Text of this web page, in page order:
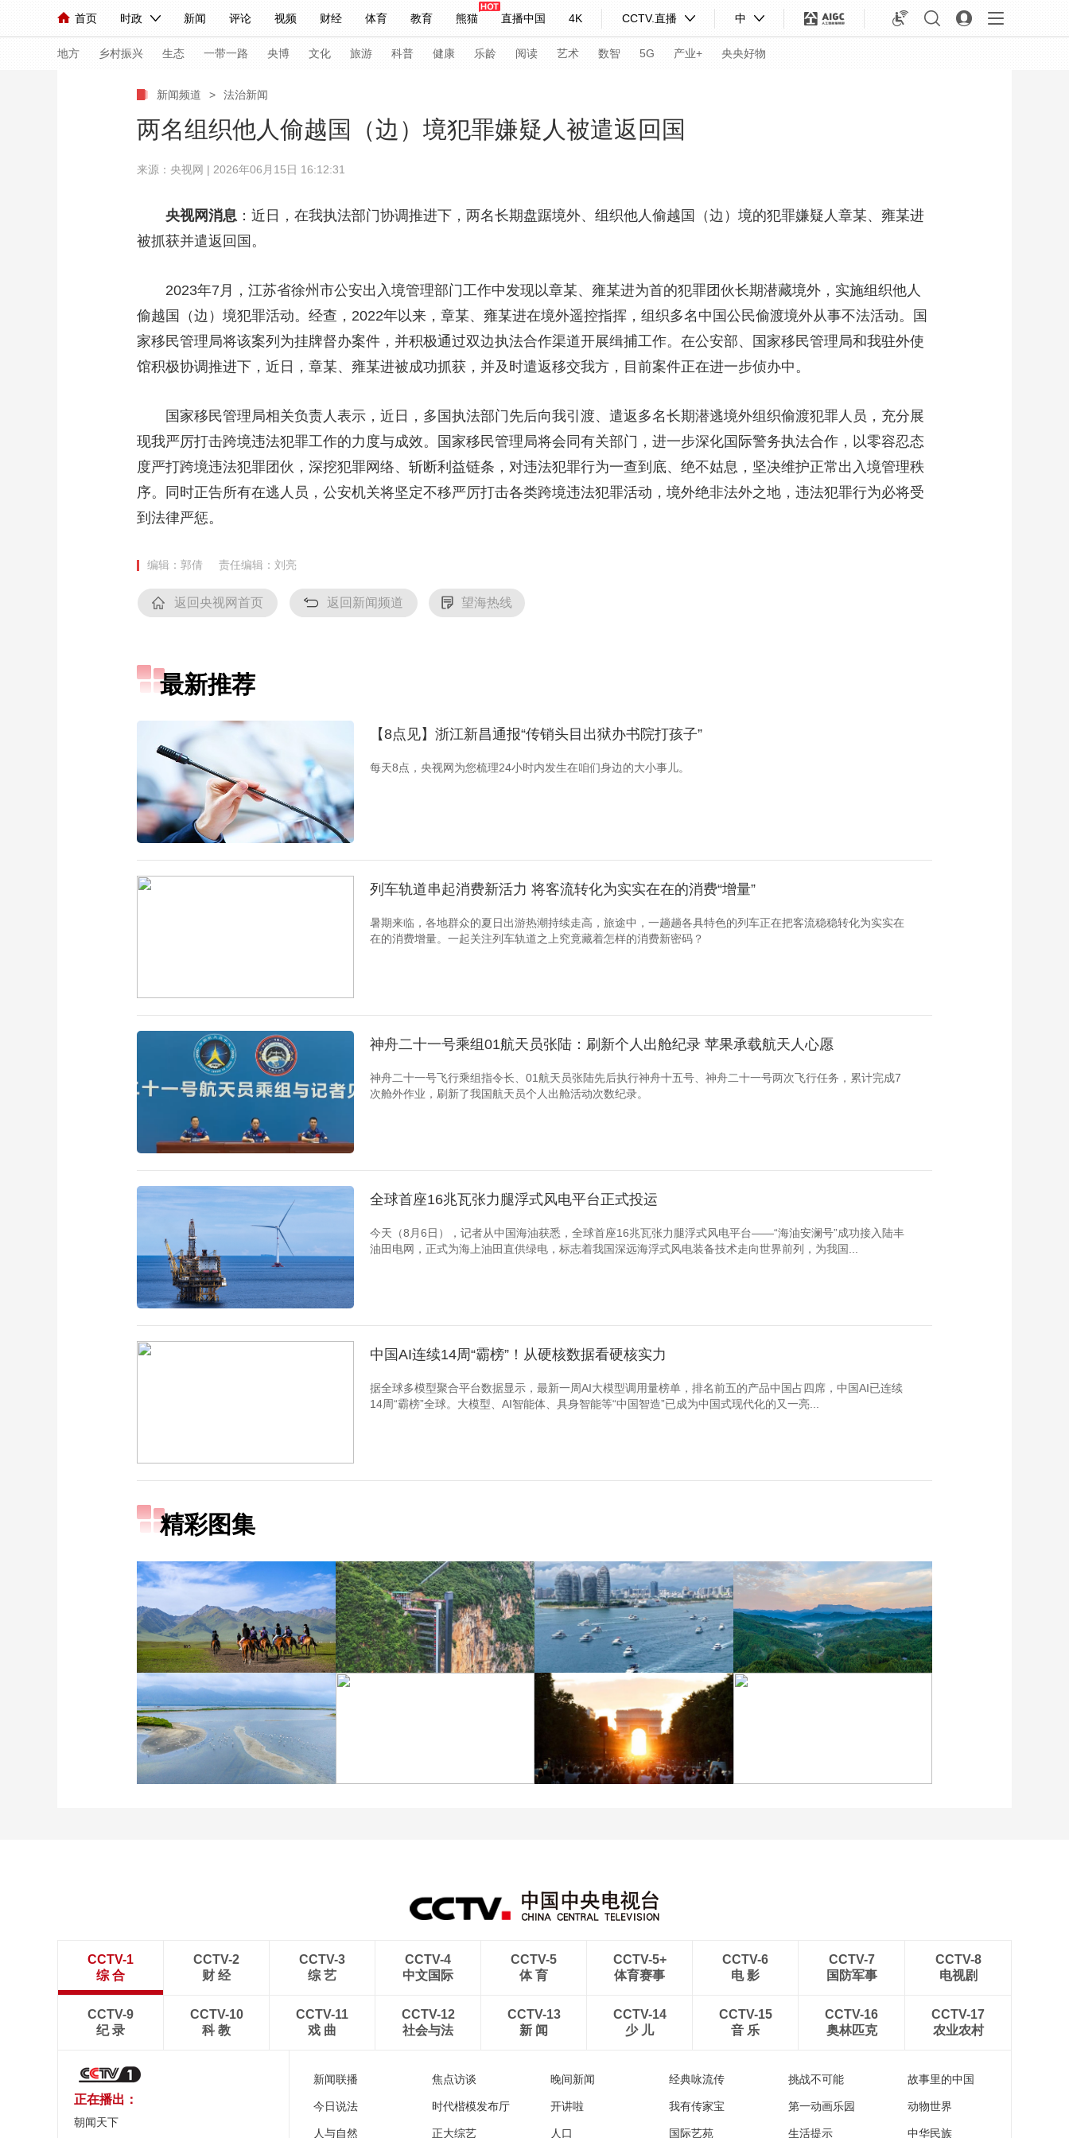
首页 时政 新闻 评论 视频 财经 体育 教育 熊猫 直播中国 4K CCTV.直播 中
人民领袖习近平 联播+ 中国领导人 央视快评 习式妙语 热解读 天天学习
直播 栏目大全 节目单 听音 微视频 主持人 下载央视影音
海外频道 iPanda English Монгол
地方 乡村振兴 生态 一带一路 央博 文化 旅游 科普 健康 乐龄 阅读 艺术 数智 5G 产业+ 央央好物
联播+ 热解读 天天学习 习式妙语 央视快评 央视网评 光华锐评 锋面
小央视频 小央直播
直播 竞猜 2026年世界杯 2026年冬奥会 CBA NBA 中超 国足 国际足球 网球 综合体育 亚冬会
CCTV奥林匹克频道 生活体育大会 体育江湖 文化体育 冰雪道路 足球道路
大国展会 大国保险 云顶对话 云起 超级工厂 智敬中国 全民健康 颜选攻略 海洋 时尚 天气 才艺 网展 央央好物
CCTV.节目官网 直播
新闻频道 > 法治新闻
两名组织他人偷越国（边）境犯罪嫌疑人被遣返回国
来源：央视网 | 2026年06月15日 16:12:31
央视网消息 ：近日，在我执法部门协调推进下，两名长期盘踞境外、组织他人偷越国（边）境的犯罪嫌疑人章某、雍某进
被抓获并遣返回国。
2023年7月，江苏省徐州市公安出入境管理部门工作中发现以章某、雍某进为首的犯罪团伙长期潜藏境外，实施组织他人
偷越国（边）境犯罪活动。经查，2022年以来，章某、雍某进在境外遥控指挥，组织多名中国公民偷渡境外从事不法活动。国
家移民管理局将该案列为挂牌督办案件，并积极通过双边执法合作渠道开展缉捕工作。在公安部、国家移民管理局和我驻外使
馆积极协调推进下，近日，章某、雍某进被成功抓获，并及时遣返移交我方，目前案件正在进一步侦办中。
国家移民管理局相关负责人表示，近日，多国执法部门先后向我引渡、遣返多名长期潜逃境外组织偷渡犯罪人员，充分展
现我严厉打击跨境违法犯罪工作的力度与成效。国家移民管理局将会同有关部门，进一步深化国际警务执法合作，以零容忍态
度严打跨境违法犯罪团伙，深挖犯罪网络、斩断利益链条，对违法犯罪行为一查到底、绝不姑息，坚决维护正常出入境管理秩
序。同时正告所有在逃人员，公安机关将坚定不移严厉打击各类跨境违法犯罪活动，境外绝非法外之地，违法犯罪行为必将受
到法律严惩。
编辑：郭倩 责任编辑：刘亮
返回央视网首页 返回新闻频道 望海热线
最新推荐
【8点见】浙江新昌通报“传销头目出狱办书院打孩子”
每天8点，央视网为您梳理24小时内发生在咱们身边的大小事儿。
列车轨道串起消费新活力 将客流转化为实实在在的消费“增量”
暑期来临，各地群众的夏日出游热潮持续走高，旅途中，一趟趟各具特色的列车正在把客流稳稳转化为实实在
在的消费增量。一起关注列车轨道之上究竟藏着怎样的消费新密码？
神舟二十一号乘组01航天员张陆：刷新个人出舱纪录 苹果承载航天人心愿
神舟二十一号飞行乘组指令长、01航天员张陆先后执行神舟十五号、神舟二十一号两次飞行任务，累计完成7
次舱外作业，刷新了我国航天员个人出舱活动次数纪录。
全球首座16兆瓦张力腿浮式风电平台正式投运
今天（8月6日），记者从中国海油获悉，全球首座16兆瓦张力腿浮式风电平台——“海油安澜号”成功接入陆丰
油田电网，正式为海上油田直供绿电，标志着我国深远海浮式风电装备技术走向世界前列，为我国...
中国AI连续14周“霸榜”！从硬核数据看硬核实力
据全球多模型聚合平台数据显示，最新一周AI大模型调用量榜单，排名前五的产品中国占四席，中国AI已连续
14周“霸榜”全球。大模型、AI智能体、具身智能等“中国智造”已成为中国式现代化的又一亮...
精彩图集
新疆伊犁：那拉提夏季风
光如画 游人如织
三亚迎来暑期旅游旺季 多
举措保障服务质量
CCTV-1
综 合
CCTV-2
财 经
CCTV-3
综 艺
CCTV-4
中文国际
CCTV-5
体 育
CCTV-5+
体育赛事
CCTV-6
电 影
CCTV-7
国防军事
CCTV-8
电视剧
CCTV-9
纪 录
CCTV-10
科 教
CCTV-11
戏 曲
CCTV-12
社会与法
CCTV-13
新 闻
CCTV-14
少 儿
CCTV-15
音 乐
CCTV-16
奥林匹克
CCTV-17
农业农村
正在播出：
朝闻天下
新闻联播 焦点访谈 晚间新闻 经典咏流传 挑战不可能 故事里的中国
今日说法 时代楷模发布厅 开讲啦 我有传家宝 第一动画乐园 动物世界
人与自然 正大综艺 人口 国际艺苑 生活提示 中华民族